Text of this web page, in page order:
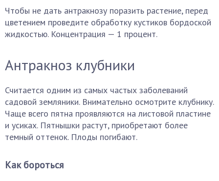
Чтобы не дать антракнозу поразить растение, перед
цветением проведите обработку кустиков бордоской
жидкостью. Концентрация — 1 процент.
Антракноз клубники
Считается одним из самых частых заболеваний
садовой земляники. Внимательно осмотрите клубнику.
Чаще всего пятна проявляются на листовой пластине
и усиках. Пятнышки растут, приобретают более
темный оттенок. Плоды погибают.
Как бороться